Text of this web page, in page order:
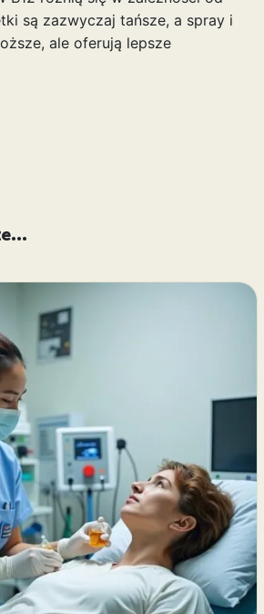
są zazwyczaj tańsze, a spray i
ale oferują lepsze